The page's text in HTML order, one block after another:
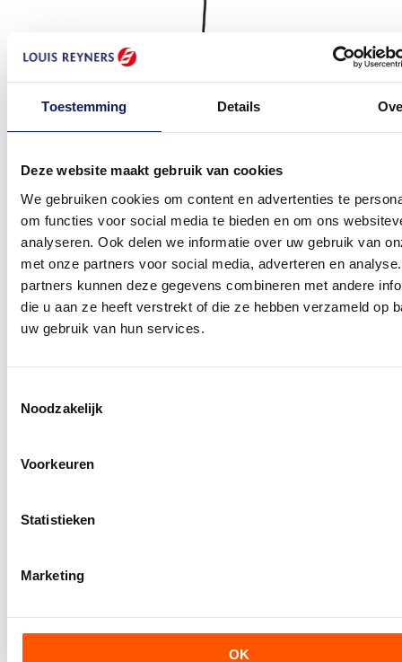
Toestemming Details
Deze website maakt gebruik van cookies
We gebruiken cookies om content en advertenties te
om functies voor social media te bieden en om ons
analyseren. Ook delen we informatie over uw gebruik van
met onze partners voor social media, adverteren en
partners kunnen deze gegevens combineren met andere
die u aan ze heeft verstrekt of die ze hebben verzameld op
uw gebruik van hun services.
Noodzakelijk
Voorkeuren
Statistieken
Marketing
OK
Artikelcode:ELRSTZKOKA
Prijs vanaf € 34,50
Prijs vanaf